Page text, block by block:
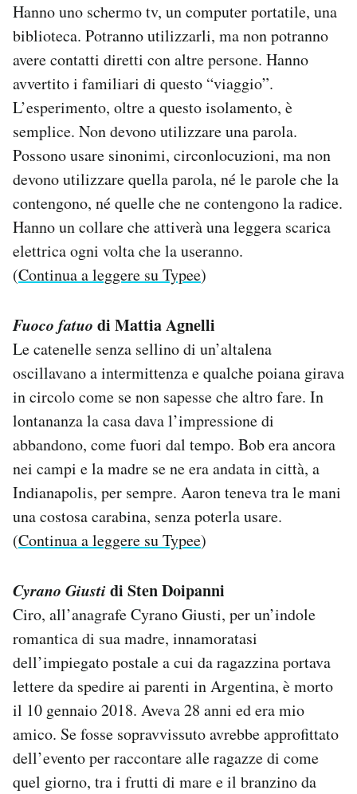
Hanno uno schermo tv, un computer portatile, una
biblioteca. Potranno utilizzarli, ma non potranno
avere contatti diretti con altre persone. Hanno
avvertito i familiari di questo “viaggio”.
L’esperimento, oltre a questo isolamento, è
semplice. Non devono utilizzare una parola.
Possono usare sinonimi, circonlocuzioni, ma non
devono utilizzare quella parola, né le parole che la
contengono, né quelle che ne contengono la radice.
Hanno un collare che attiverà una leggera scarica
elettrica ogni volta che la useranno.
(Continua a leggere su Typee)
Fuoco fatuo di Mattia Agnelli
Le catenelle senza sellino di un’altalena
oscillavano a intermittenza e qualche poiana girava
in circolo come se non sapesse che altro fare. In
lontananza la casa dava l’impressione di
abbandono, come fuori dal tempo. Bob era ancora
nei campi e la madre se ne era andata in città, a
Indianapolis, per sempre. Aaron teneva tra le mani
una costosa carabina, senza poterla usare.
(Continua a leggere su Typee)
Cyrano Giustidi Sten Doipanni
Ciro, all’anagrafe Cyrano Giusti, per un’indole
romantica di sua madre, innamoratasi
dell’impiegato postale a cui da ragazzina portava
lettere da spedire ai parenti in Argentina, è morto
il 10 gennaio 2018. Aveva 28 anni ed era mio
amico. Se fosse sopravvissuto avrebbe approfittato
dell’evento per raccontare alle ragazze di come
quel giorno, tra i frutti di mare e il branzino da